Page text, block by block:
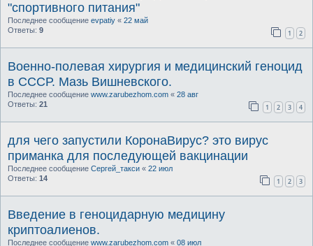
"спортивного питания"
Последнее сообщение evpatiy « 22 май
Ответы: 9 1 2
Военно-полевая хирургия и медицинский геноцид
в СССР. Мазь Вишневского.
Последнее сообщение www.zarubezhom.com « 28 авг
Ответы: 21 1 2 3 4
для чего запустили КоронаВирус? это вирус
приманка для последующей вакцинации
Последнее сообщение Сергей_такси « 22 июл
Ответы: 14 1 2 3
Введение в геноцидарную медицину
криптоалиенов.
Последнее сообщение www.zarubezhom.com « 08 июл